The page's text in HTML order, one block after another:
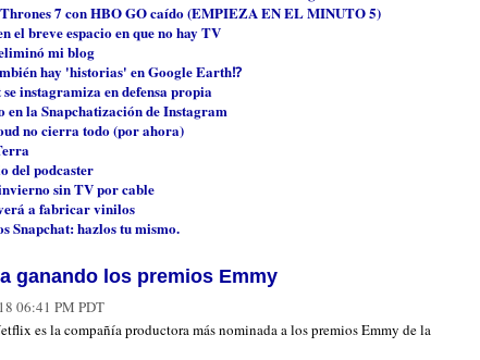
7 con HBO GO caído (EMPIEZA EN EL MINUTO 5)
el breve espacio en que no hay TV
mi blog
hay 'historias' en Google Earth⁉️
instagramiza en defensa propia
en la Snapchatización de Instagram
no cierra todo (por ahora)
del podcaster
sin TV por cable
a fabricar vinilos
Snapchat: hazlos tu mismo.
ganando los premios Emmy
06:41 PM PDT
es la compañía productora más nominada a los premios Emmy de la